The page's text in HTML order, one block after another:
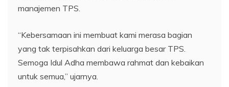
manajemen TPS.
“Kebersamaan ini membuat kami merasa bagian
yang tak terpisahkan dari keluarga besar TPS.
Semoga Idul Adha membawa rahmat dan kebaikan
untuk semua,” ujarnya.